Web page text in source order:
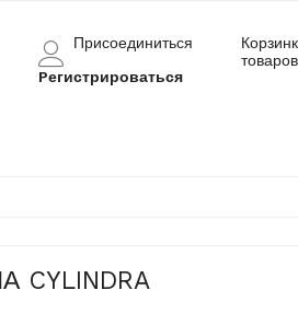
товаров
Присоединиться
Pегистрироваться